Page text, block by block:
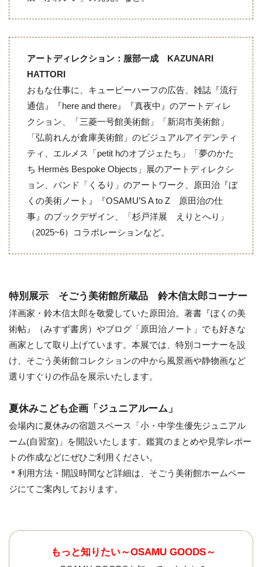
アートディレクション：服部一成 KAZUNARI
HATTORI
おもな仕事に、キューピーハーフの広告、雑誌『流行
通信』『here and there』『真夜中』のアートディレ
クション、「三菱一号館美術館」「新潟市美術館」
「弘前れんが倉庫美術館」のビジュアルアイデンティ
ティ、エルメス「petit hのオブジェたち」「夢のかた
ち Hermès Bespoke Objects」展のアートディレクシ
ョン、バンド「くるり」のアートワーク、原田治『ぼ
くの美術ノート』『OSAMU’S A to Z 原田治の仕
事』のブックデザイン、「杉戸洋展 えりとへり」
（2025~6）コラボレーションなど。
特別展示 そごう美術館所蔵品 鈴木信太郎コーナー
洋画家・鈴木信太郎を敬愛していた原田治。著書『ぼくの美
術帖』（みすず書房）やブログ「原田治ノート」でも好きな
画家として取り上げています。本展では、特別コーナーを設
け、そごう美術館コレクションの中から風景画や静物画など
選りすぐりの作品を展示いたします。
夏休みこども企画「ジュニアルーム」
会場内に夏休みの宿題スペース「小・中学生優先ジュニアル
ーム(自習室)」を開設いたします。鑑賞のまとめや見学レポー
トの作成などにぜひご利用ください。
＊利用方法・開設時間など詳細は、そごう美術館ホームペー
ジにてご案内しております。
もっと知りたい～OSAMU GOODS～